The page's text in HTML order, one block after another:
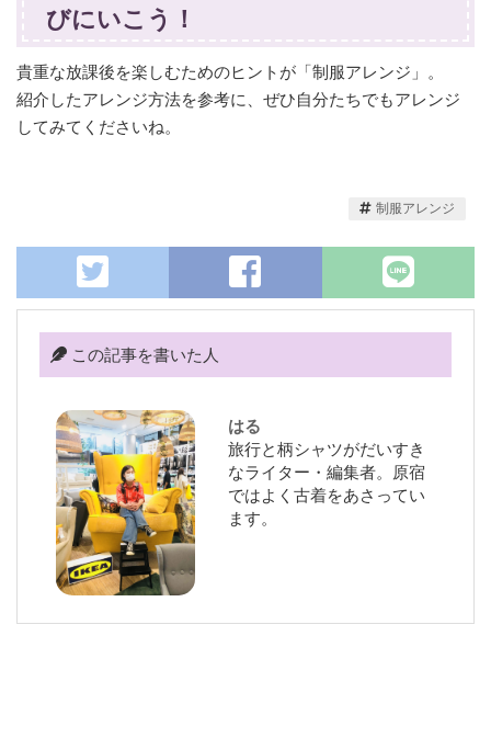
びにいこう！
貴重な放課後を楽しむためのヒントが「制服アレンジ」。
紹介したアレンジ方法を参考に、ぜひ自分たちでもアレンジ
してみてくださいね。
制服アレンジ
この記事を書いた人
はる
旅行と柄シャツがだいすき
なライター・編集者。原宿
ではよく古着をあさってい
ます。